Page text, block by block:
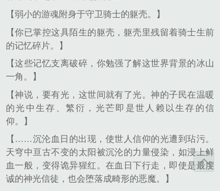
【弱小的游魂附身于守卫骑士的躯壳。】
【你已掌控这具陌生的躯壳，躯壳里残留着骑士生前
的记忆碎片。】
【这些记忆支离破碎，你勉强了解这世界背景的冰山
一角。】
【神说，要有光，这世间就有了光。神的子民在温暖
的光中生存、繁衍，光芒即是世人赖以生存的信
仰。】
【……沉沦血日的出现，使世人信仰的光遭到玷污。
天穹中亘古不变的太阳被沉沦的力量侵染，如浸上鲜
血一般，变得诡异猩红。在血日下行走，即使是最虔
诚的神光信徒，也会堕落成畸形的恶魔。】